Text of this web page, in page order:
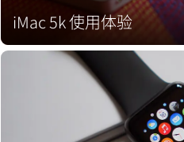
iMac 5k 使用体验